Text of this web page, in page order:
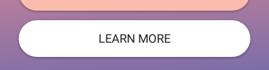
LEARN MORE